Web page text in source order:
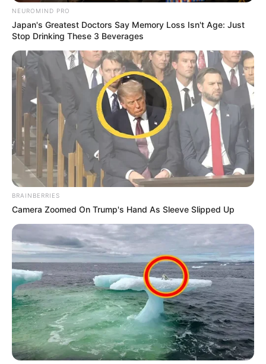
NEUROMIND PRO
Japan's Greatest Doctors Say Memory Loss Isn't Age: Just
Stop Drinking These 3 Beverages
BRAINBERRIES
Camera Zoomed On Trump's Hand As Sleeve Slipped Up